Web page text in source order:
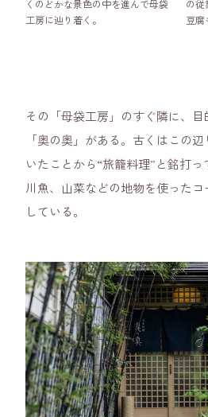
くのどかな景色の中を進んで母袋
工房に辿り着く。
の従
豆腐
その「母袋工房」のすぐ隣に、
「奥の奥」がある。古くはこの
いたことから“旅籠料理”と銘打
川魚、山菜などの地物を使った
している。